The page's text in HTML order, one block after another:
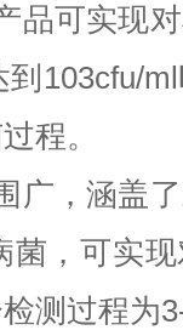
品可实现
103cfu/ml
程。
广，涵盖
菌，可实
测过程为